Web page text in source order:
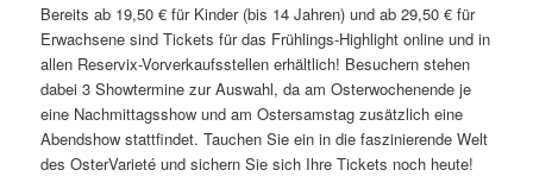
Bereits ab 19,50 € für Kinder (bis 14 Jahren) und ab 29,50 € für
Erwachsene sind Tickets für das Frühlings-Highlight online und in
allen Reservix-Vorverkaufsstellen erhältlich! Besuchern stehen
dabei 3 Showtermine zur Auswahl, da am Osterwochenende je
eine Nachmittagsshow und am Ostersamstag zusätzlich eine
Abendshow stattfindet. Tauchen Sie ein in die faszinierende Welt
des OsterVarieté und sichern Sie sich Ihre Tickets noch heute!